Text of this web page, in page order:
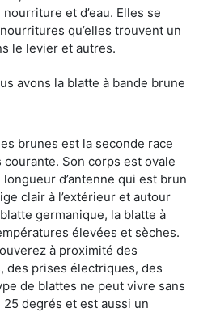
et d’eau. Elles se
qu’elles trouvent un
le levier et autres.
avons la blatte à bande brune
brunes est la seconde race
Son corps est ovale
d’antenne qui est brun
clair à l’extérieur et autour
germanique, la blatte à
élevées et sèches.
à proximité des
des prises électriques, des
de blattes ne peut vivre sans
25 degrés et est aussi un